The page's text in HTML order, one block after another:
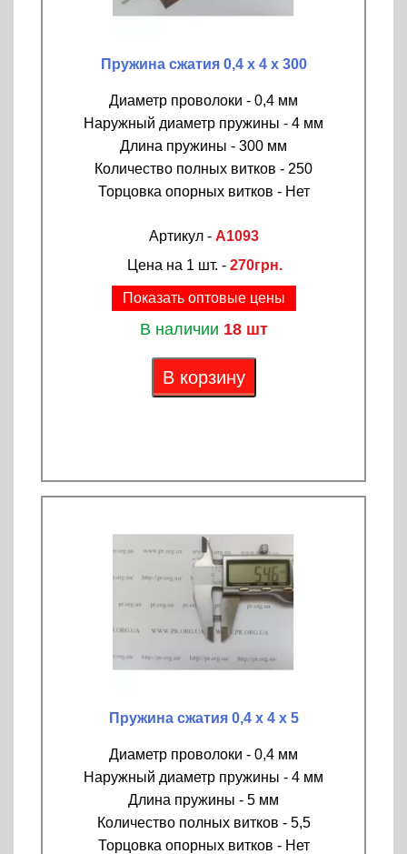
Пружина сжатия 0,4 х 4 х 300
Диаметр проволоки - 0,4 мм
Наружный диаметр пружины - 4 мм
Длина пружины - 300 мм
Количество полных витков - 250
Торцовка опорных витков - Нет
Артикул - A1093
Цена на 1 шт. - 270грн.
Показать оптовые цены
В наличии 18 шт
В корзину
Пружина сжатия 0,4 х 4 х 5
Диаметр проволоки - 0,4 мм
Наружный диаметр пружины - 4 мм
Длина пружины - 5 мм
Количество полных витков - 5,5
Торцовка опорных витков - Нет